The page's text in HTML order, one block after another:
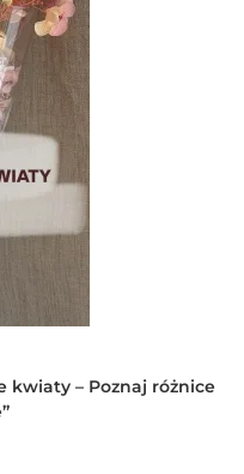
kwiaty – Poznaj różnice